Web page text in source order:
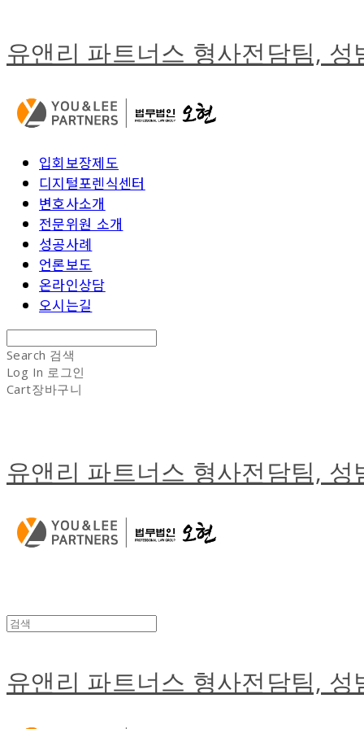
유앤리 파트너스 형사전담팀, 성
입회보장제도
디지털포렌식센터
변호사소개
전문위원 소개
성공사례
언론보도
온라인상담
오시는길
Search 검색
Log In 로그인
Cart장바구니
유앤리 파트너스 형사전담팀, 성
유앤리 파트너스 형사전담팀, 성